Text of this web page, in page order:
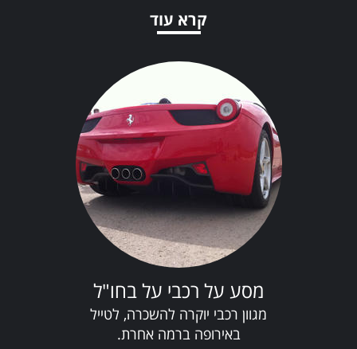
קרא עוד
מסע על רכבי על בחו"ל
מגוון רכבי יוקרה להשכרה, לטייל
באירופה ברמה אחרת.